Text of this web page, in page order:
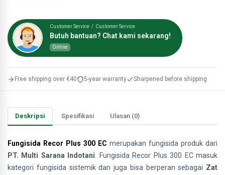
Customer Service / Customer Service
Butuh bantuan? Chat kami sekarang!
Online
Free shipping over €40 5-year warranty Sharpened before shipping
Deskripsi Spesifikasi Ulasan (0)
Fungisida Recor Plus 300 EC merupakan fungisida produk dari
PT. Multi Sarana Indotani . Fungisida Recor Plus 300 EC masuk
kategori fungisida sistemik dan juga bisa berperan sebagai Zat